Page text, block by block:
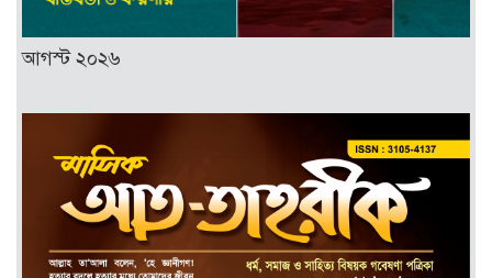
আগস্ট ২০২৬